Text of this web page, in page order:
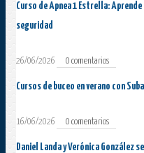
Curso de Apnea 1 Estrella:
seguridad
26/06/2026 0 comentarios
Cursos de buceo en verano con
16/06/2026 0 comentarios
Daniel Landa y Verónica González